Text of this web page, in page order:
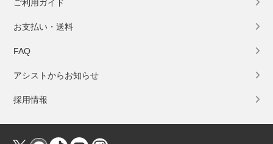
ご利用ガイド
お支払い・送料
FAQ
アシストからお知らせ
採用情報